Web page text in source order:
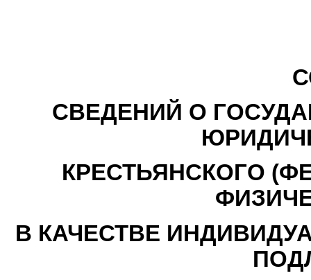
СВЕДЕНИЙ О
КРЕСТЬЯНСКОГО
В КАЧЕСТВЕ